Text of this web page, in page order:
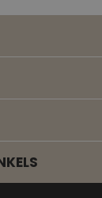
klantenservice